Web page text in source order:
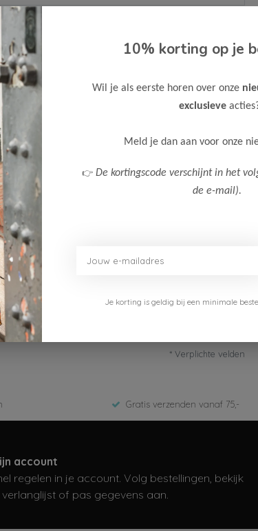
in of neem contact met ons op via
* Verplichte velden
Gratis verzenden vanaf 75,-
account
regelen in je account. Volg bestellingen, bekijk
verlanglijst of pas gegevens aan.
10% korting op je
Wil je als eerste horen over onze
exclusieve
Meld je dan aan voor onze
👉 De kortingscode verschijnt in het
de e-mail).
Je korting is geldig bij een minimale